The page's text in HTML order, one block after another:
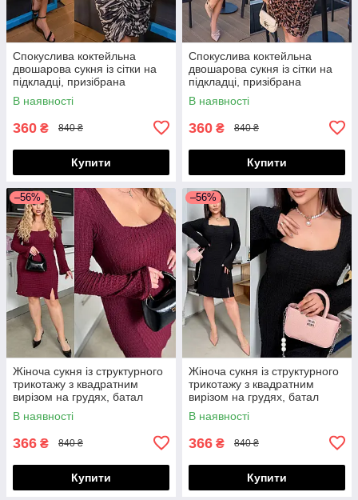
Спокуслива коктейльна
двошарова сукня із сітки на
підкладці, призібрана
спереду, норма і батал великі
розміри
В наявності
360 ₴ 840 ₴
Купити
Спокуслива коктейльна
двошарова сукня із сітки на
підкладці, призібрана
спереду, норма і батал великі
розміри
В наявності
360 ₴ 840 ₴
Купити
–56%
Жіноча сукня із структурного
трикотажу з квадратним
вирізом на грудях, батал
великі розміри
В наявності
366 ₴ 840 ₴
Купити
–56%
Жіноча сукня із структурного
трикотажу з квадратним
вирізом на грудях, батал
великі розміри
В наявності
366 ₴ 840 ₴
Купити